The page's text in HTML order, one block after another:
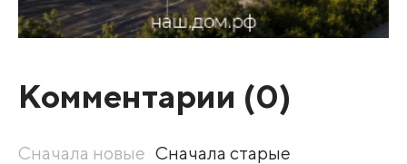
Комментарии (0)
Сначала новые Сначала старые